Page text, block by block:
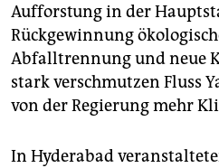
Aufforstung in der
Rückgewinnung
Abfalltrennung und neue
stark verschmutzen Fluss
von der Regierung mehr
In Hyderabad